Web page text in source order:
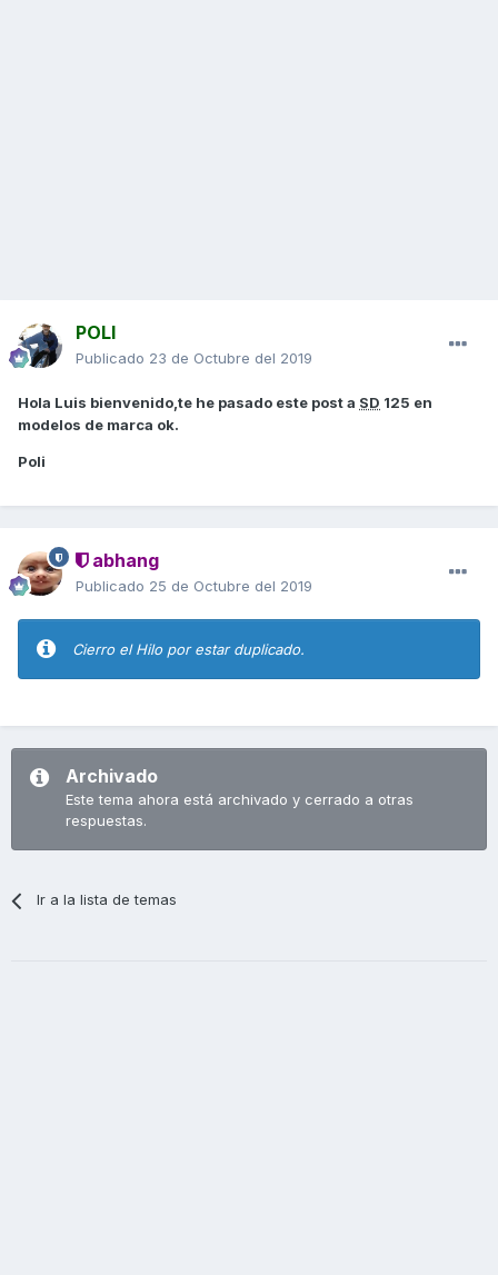
POLI
Publicado 23 de Octubre del 2019
Hola Luis bienvenido,te he pasado este post a SD 125 en
modelos de marca ok.
Poli
abhang
Publicado 25 de Octubre del 2019
Cierro el Hilo por estar duplicado.
Archivado
Este tema ahora está archivado y cerrado a otras
respuestas.
Ir a la lista de temas